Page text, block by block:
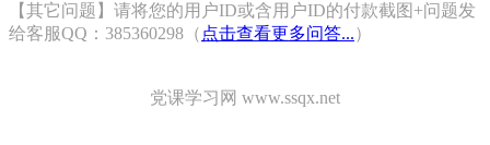
【其它问题】请将您的用户ID或含用户ID的付款截图+问题发
给客服QQ：385360298（ 点击查看更多问答...）
党课学习网 www.ssqx.net